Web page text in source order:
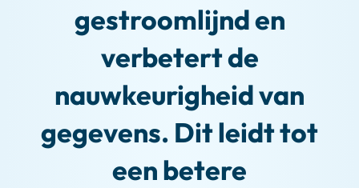
gestroomlijnd en
verbetert de
nauwkeurigheid van
gegevens. Dit leidt tot
een betere